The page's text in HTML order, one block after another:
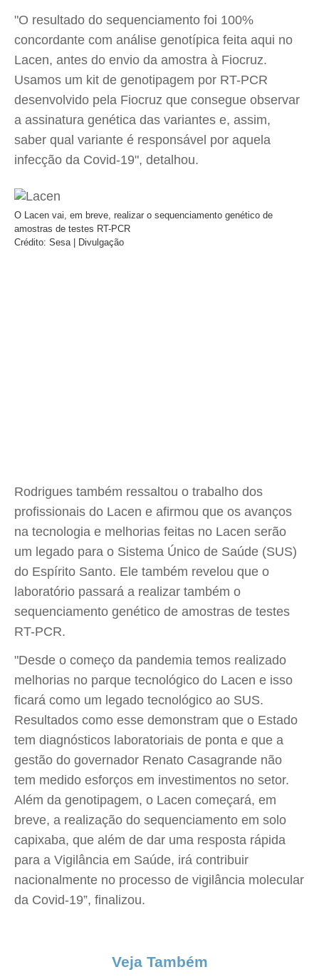
"O resultado do sequenciamento foi 100%
concordante com análise genotípica feita aqui no
Lacen, antes do envio da amostra à Fiocruz.
Usamos um kit de genotipagem por RT-PCR
desenvolvido pela Fiocruz que consegue observar
a assinatura genética das variantes e, assim,
saber qual variante é responsável por aquela
infecção da Covid-19", detalhou.
O Lacen vai, em breve, realizar o sequenciamento genético de
amostras de testes RT-PCR
Crédito: Sesa | Divulgação
Rodrigues também ressaltou o trabalho dos
profissionais do Lacen e afirmou que os avanços
na tecnologia e melhorias feitas no Lacen serão
um legado para o Sistema Único de Saúde (SUS)
do Espírito Santo. Ele também revelou que o
laboratório passará a realizar também o
sequenciamento genético de amostras de testes
RT-PCR.
"Desde o começo da pandemia temos realizado
melhorias no parque tecnológico do Lacen e isso
ficará como um legado tecnológico ao SUS.
Resultados como esse demonstram que o Estado
tem diagnósticos laboratoriais de ponta e que a
gestão do governador Renato Casagrande não
tem medido esforços em investimentos no setor.
Além da genotipagem, o Lacen começará, em
breve, a realização do sequenciamento em solo
capixaba, que além de dar uma resposta rápida
para a Vigilância em Saúde, irá contribuir
nacionalmente no processo de vigilância molecular
da Covid-19”, finalizou.
Veja Também